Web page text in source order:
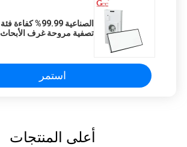
تصفية مروحة غرف الأبحاث
استمر
أعلى المنتجات